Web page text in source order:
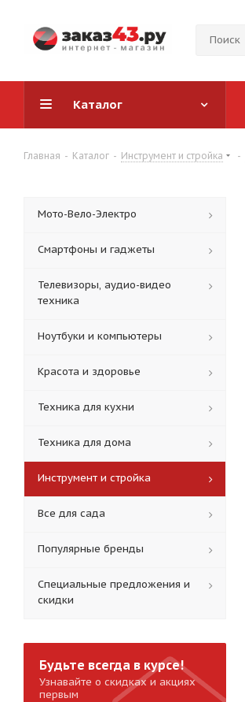
Каталог
Главная - Каталог - Инструмент и стройка -
Мото-Вело-Электро
Смартфоны и гаджеты
Телевизоры, аудио-видео
техника
Ноутбуки и компьютеры
Красота и здоровье
Техника для кухни
Техника для дома
Инструмент и стройка
Все для сада
Популярные бренды
Специальные предложения и
скидки
Будьте всегда в курсе!
Узнавайте о скидках и акциях
первым